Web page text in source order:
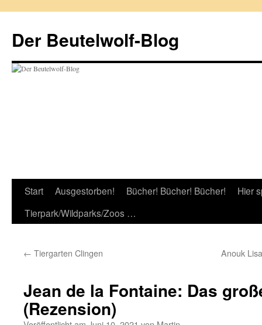
springen
Der Beutelwolf-Blog
Start Ausgestorben! Bücher! Bücher! Bücher!
Hier
Tierpark/Wildparks/Zoos …
← Tiergarten Clingen Anouk
Jean de la Fontaine: Das
(Rezension)